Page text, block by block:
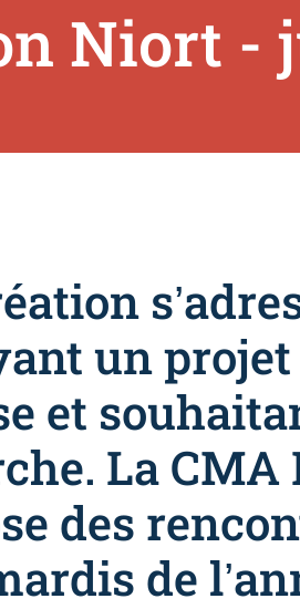
Niort -
un projet
et
La CMA
des
de